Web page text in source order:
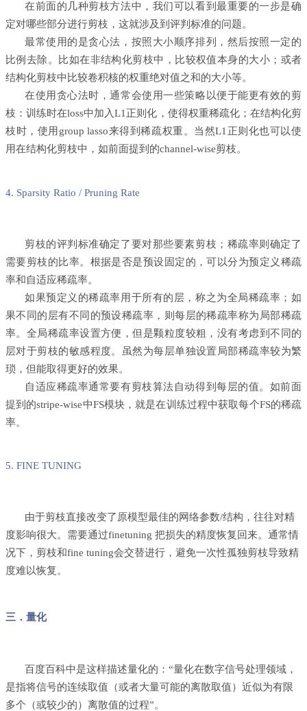
在前面的几种剪枝方法中，我们可以看到最重要的一步是确
定对哪些部分进行剪枝，这就涉及到评判标准的问题。
最常使用的是贪心法，按照大小顺序排列，然后按照一定的
比例去除。比如在非结构化剪枝中，比较权值本身的大小；或者
结构化剪枝中比较卷积核的权重绝对值之和的大小等。
在使用贪心法时，通常会使用一些策略以便于能更有效的剪
枝：训练时在loss中加入L1正则化，使得权重稀疏化；在结构化剪
枝时，使用group lasso来得到稀疏权重。当然L1正则化也可以使
用在结构化剪枝中，如前面提到的channel-wise剪枝。
4. Sparsity Ratio / Pruning Rate
剪枝的评判标准确定了要对那些要素剪枝；稀疏率则确定了
需要剪枝的比率。根据是否是预设固定的，可以分为预定义稀疏
率和自适应稀疏率。
如果预定义的稀疏率用于所有的层，称之为全局稀疏率；如
果不同的层有不同的预设稀疏率，则每层的稀疏率称为局部稀疏
率。全局稀疏率设置方便，但是颗粒度较粗，没有考虑到不同的
层对于剪枝的敏感程度。虽然为每层单独设置局部稀疏率较为繁
琐，但能取得更好的效果。
自适应稀疏率通常要有剪枝算法自动得到每层的值。如前面
提到的stripe-wise中FS模块，就是在训练过程中获取每个FS的稀疏
率。
5. FINE TUNING
由于剪枝直接改变了原模型最佳的网络参数/结构，往往对精
度影响很大。需要通过finetuning 把损失的精度恢复回来。通常情
况下，剪枝和fine tuning会交替进行，避免一次性孤独剪枝导致精
度难以恢复。
三．量化
百度百科中是这样描述量化的：“量化在数字信号处理领域，
是指将信号的连续取值（或者大量可能的离散取值）近似为有限
多个（或较少的）离散值的过程”。